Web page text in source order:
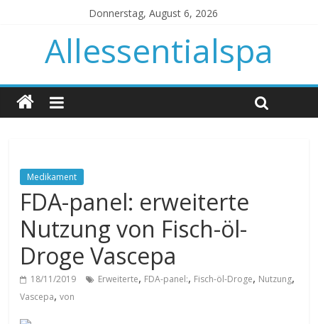
Donnerstag, August 6, 2026
Allessentialspa
Medikament
FDA-panel: erweiterte
Nutzung von Fisch-öl-
Droge Vascepa
18/11/2019 Erweiterte, FDA-panel:, Fisch-öl-Droge, Nutzung,
Vascepa,von